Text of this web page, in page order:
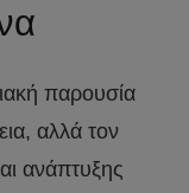
παρουσία
αλλά τον
ανάπτυξης